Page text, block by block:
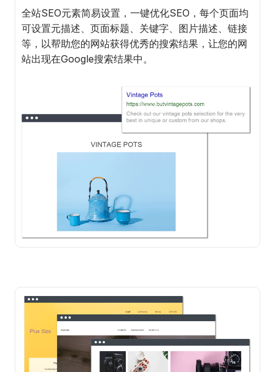
全站SEO元素简易设置，一键优化SEO，每个页面均
可设置元描述、页面标题、关键字、图片描述、链接
等，以帮助您的网站获得优秀的搜索结果，让您的网
站出现在Google搜索结果中。